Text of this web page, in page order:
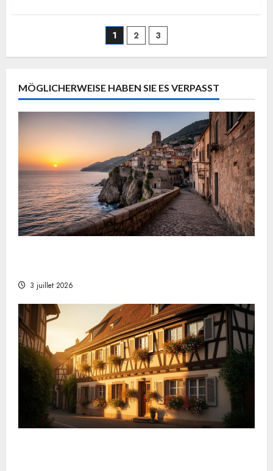
Newsletter-
Anmeldung
Pagination
des
publications
1 2 3
MÖGLICHERWEISE HABEN SIE ES VERPASST
3 juillet 2026